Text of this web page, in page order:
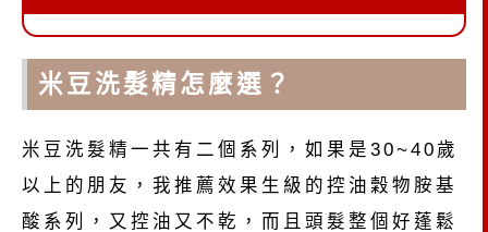
米豆洗髮精怎麼選？
米豆洗髮精一共有二個系列，如果是30~40歲
以上的朋友，我推薦效果生級的控油穀物胺基
酸系列，又控油又不乾，而且頭髮整個好蓬鬆